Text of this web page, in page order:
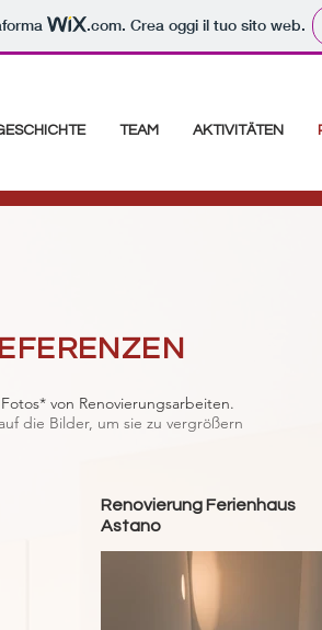
.com. Crea oggi il tuo sito web.
TEAM AKTIVITÄTEN
von Renovierungsarbeiten.
die Bilder, um sie zu vergrößern
Renovierung Ferienhaus
Astano